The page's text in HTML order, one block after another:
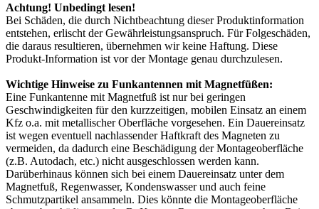
Achtung! Unbedingt lesen!
Bei Schäden, die durch Nichtbeachtung dieser Produktinformation
entstehen, erlischt der Gewährleistungsanspruch. Für Folgeschäden,
die daraus resultieren, übernehmen wir keine Haftung. Diese
Produkt-Information ist vor der Montage genau durchzulesen.
Wichtige Hinweise zu Funkantennen mit Magnetfüßen:
Eine Funkantenne mit Magnetfuß ist nur bei geringen
Geschwindigkeiten für den kurzzeitigen, mobilen Einsatz an einem
Kfz o.a. mit metallischer Oberfläche vorgesehen. Ein Dauereinsatz
ist wegen eventuell nachlassender Haftkraft des Magneten zu
vermeiden, da dadurch eine Beschädigung der Montageoberfläche
(z.B. Autodach, etc.) nicht ausgeschlossen werden kann.
Darüberhinaus können sich bei einem Dauereinsatz unter dem
Magnetfuß, Regenwasser, Kondenswasser und auch feine
Schmutzpartikel ansammeln. Dies könnte die Montageoberfläche